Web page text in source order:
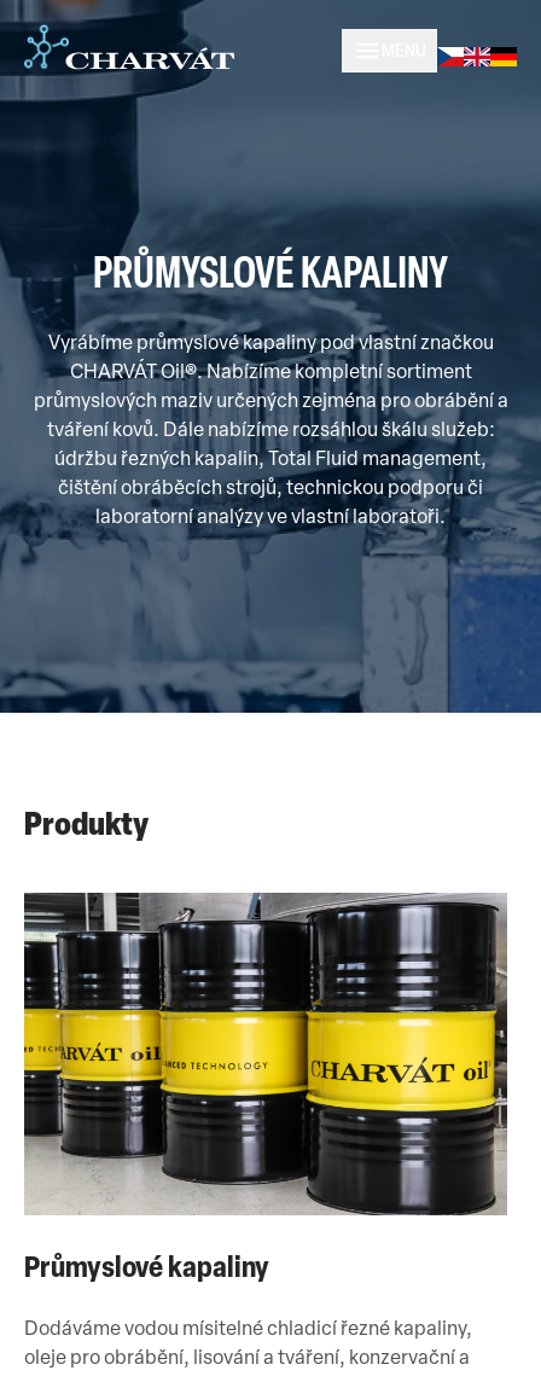
PRŮMYSLOVÉ KAPALINY
Vyrábíme průmyslové kapaliny pod vlastní značkou
CHARVÁT Oil®. Nabízíme kompletní sortiment
průmyslových maziv určených zejména pro obrábění a
tváření kovů. Dále nabízíme rozsáhlou škálu služeb:
údržbu řezných kapalin, Total Fluid management,
čištění obráběcích strojů, technickou podporu či
laboratorní analýzy ve vlastní laboratoři.
Produkty
Průmyslové kapaliny
Dodáváme vodou mísitelné chladicí řezné kapaliny,
oleje pro obrábění, lisování a tváření, konzervační a